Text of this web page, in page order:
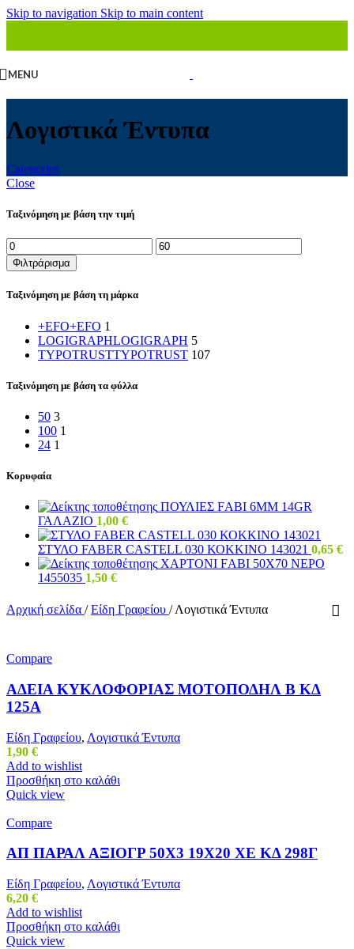
Skip to navigation Skip to main content
MENU
Λογιστικά Έντυπα
Categories
Close
Ταξινόμηση με βάση την τιμή
Ελάχιστη
τιμή
Μέγιστη
τιμή
Φιλτράρισμα
Ταξινόμηση με βάση τη μάρκα
+EFO+EFO 1
LOGIGRAPHLOGIGRAPH 5
TYPOTRUSTTYPOTRUST 107
Ταξινόμηση με βάση τα φύλλα
50 3
100 1
24 1
Κορυφαία
ΠΟΥΛΙΕΣ FΑΒΙ 6ΜΜ 14GR
ΓΑΛΑΖΙΟ 1,00 €
ΣΤΥΛΟ FABER CASTELL 030 ΚΟΚΚΙΝΟ 143021 0,65 €
ΧΑΡΤΟΝΙ FΑΒΙ 50Χ70 ΝΕΡΟ
1455035 1,50 €
Αρχική σελίδα / Είδη Γραφείου / Λογιστικά Έντυπα
Compare
ΑΔΕΙΑ ΚΥΚΛΟΦΟΡΙΑΣ ΜΟΤΟΠΟΔΗΛ Β ΚΔ
125Α
Είδη Γραφείου, Λογιστικά Έντυπα
1,90 €
Add to wishlist
Προσθήκη στο καλάθι
Quick view
Compare
ΑΠ ΠΑΡΑΛ ΑΞΙΟΓΡ 50Χ3 19Χ20 ΧΕ ΚΔ 298Γ
Είδη Γραφείου, Λογιστικά Έντυπα
6,20 €
Add to wishlist
Προσθήκη στο καλάθι
Quick view